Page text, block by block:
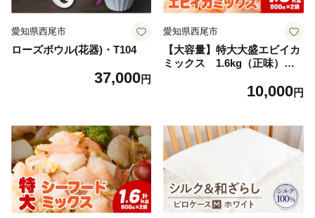
愛知県西尾市
ローズボウル(花器)・T104
37,000円
愛知県西尾市
【大容量】特大大盛エビイカ
ミックス 1.6kg（正味）・K
10,000円